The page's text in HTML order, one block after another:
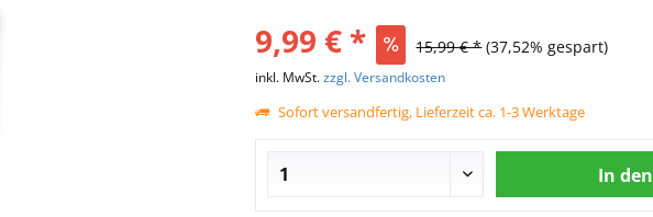
9,99 € * 15,99 € * (37,52% gespart)
inkl. MwSt.zzgl. Versandkosten
Sofort versandfertig, Lieferzeit ca. 1-3 Werktage
In den